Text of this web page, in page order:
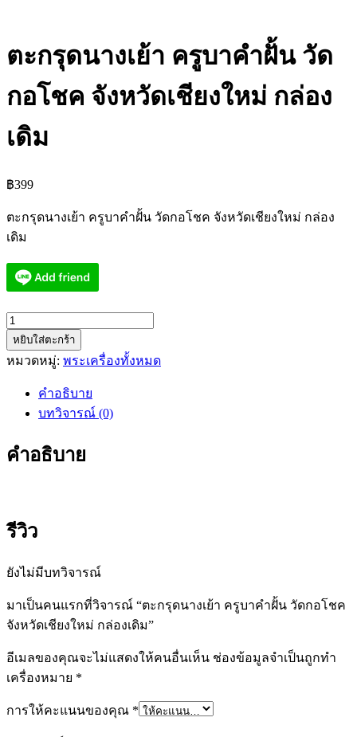
ตะกรุดนางเย้า ครูบาคำฝั้น วัด
กอโชค จังหวัดเชียงใหม่ กล่อง
เดิม
฿399
ตะกรุดนางเย้า ครูบาคำฝั้น วัดกอโชค จังหวัดเชียงใหม่ กล่อง
เดิม
จำนวน
ตะกรุด
นาง
ฝั้น
โชค
จังหวัด
กล่อง
เดิม
ชิ้น
หยิบใส่ตะกร้า
หมวดหมู่: พระเครื่องทั้งหมด
คำอธิบาย
บทวิจารณ์ (0)
คำอธิบาย
รีวิว
ยังไม่มีบทวิจารณ์
มาเป็นคนแรกที่วิจารณ์ “ตะกรุดนางเย้า ครูบาคำฝั้น วัดกอโชค
จังหวัดเชียงใหม่ กล่องเดิม”
อีเมลของคุณจะไม่แสดงให้คนอื่นเห็น ช่องข้อมูลจำเป็นถูกทำ
เครื่องหมาย *
การให้คะแนนของคุณ *